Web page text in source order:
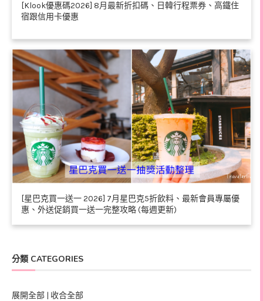
[Klook優惠碼2026] 8月最新折扣碼、日韓行程票券、高鐵住
宿跟信用卡優惠
[星巴克買一送一 2026] 7月星巴克5折飲料、最新會員專屬優
惠、外送促銷買一送一完整攻略 (每週更新)
分類 CATEGORIES
展開全部 | 收合全部